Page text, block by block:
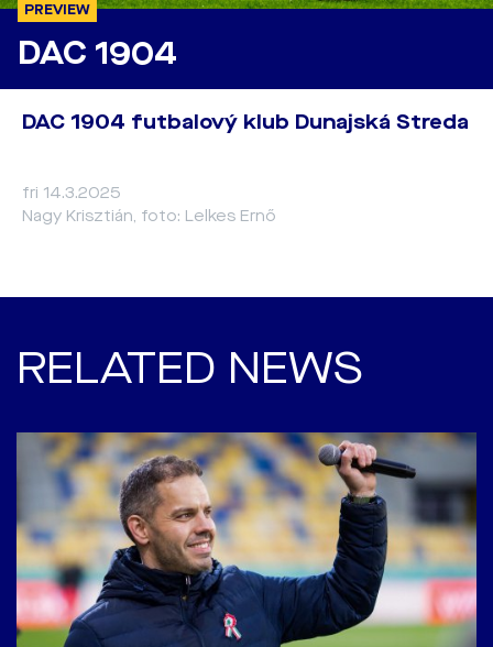
PREVIEW
DAC 1904
DAC 1904 futbalový klub Dunajská Streda
fri 14.3.2025
Nagy Krisztián, foto: Lelkes Ernő
RELATED NEWS